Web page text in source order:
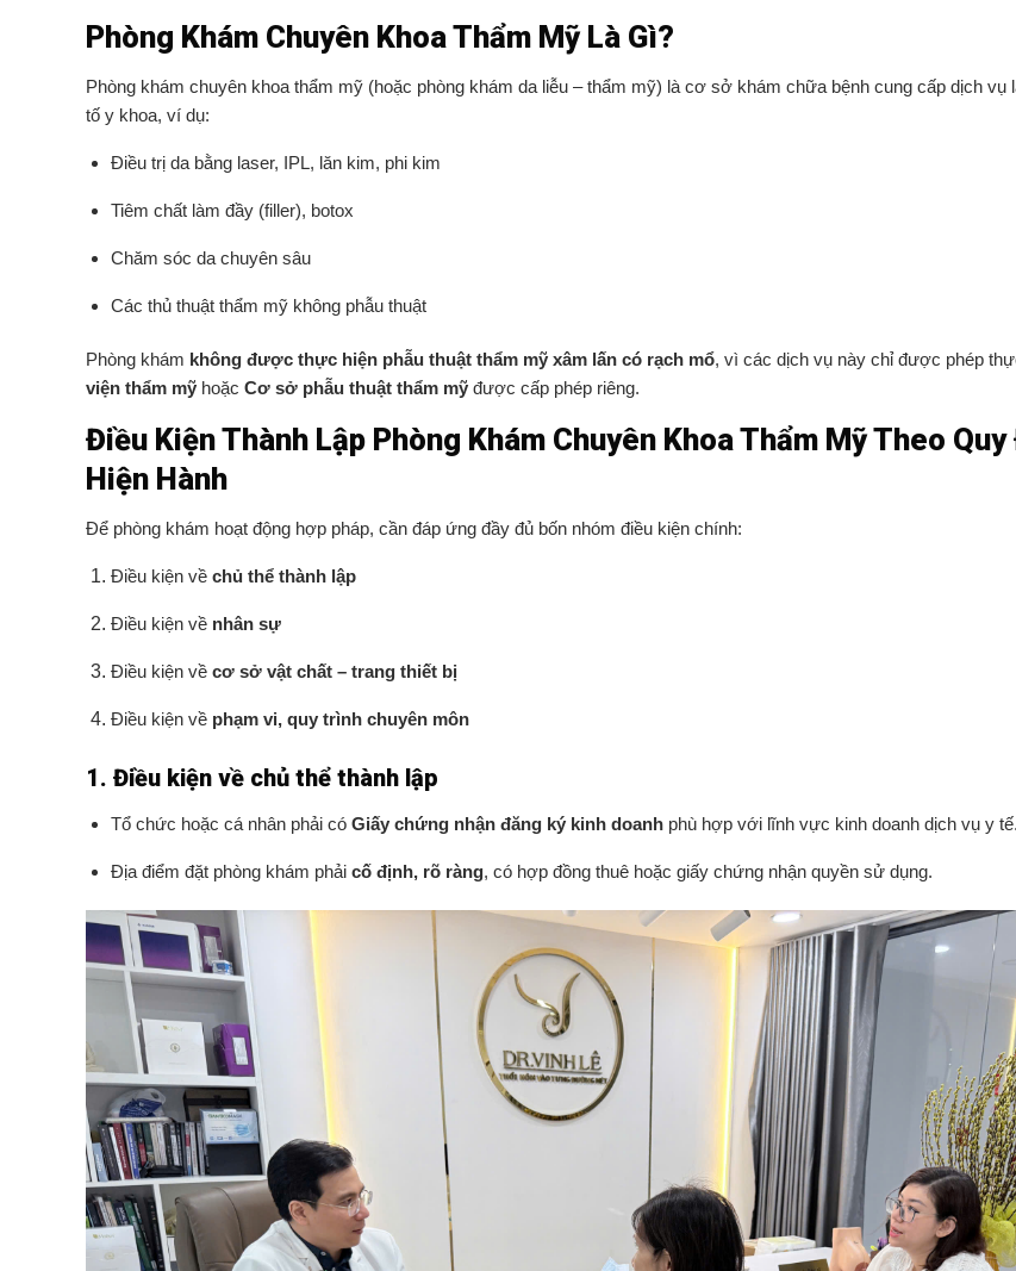
Phòng Khám Chuyên Khoa Thẩm Mỹ Là Gì?
Phòng khám chuyên khoa thẩm mỹ (hoặc phòng khám da liễu – thẩm mỹ) là cơ sở khám chữa bệnh cung cấp dịch vụ
tố y khoa, ví dụ:
Điều trị da bằng laser, IPL, lăn kim, phi kim
Tiêm chất làm đầy (filler), botox
Chăm sóc da chuyên sâu
Các thủ thuật thẩm mỹ không phẫu thuật
Phòng khám không được thực hiện phẫu thuật thẩm mỹ xâm lấn có rạch mổ, vì các dịch vụ này chỉ được phép
viện thẩm mỹ hoặc Cơ sở phẫu thuật thẩm mỹ được cấp phép riêng.
Điều Kiện Thành Lập Phòng Khám Chuyên Khoa Thẩm Mỹ Theo
Hiện Hành
Để phòng khám hoạt động hợp pháp, cần đáp ứng đầy đủ bốn nhóm điều kiện chính:
Điều kiện về chủ thể thành lập
Điều kiện về nhân sự
Điều kiện về cơ sở vật chất – trang thiết bị
Điều kiện về phạm vi, quy trình chuyên môn
1. Điều kiện về chủ thể thành lập
Tổ chức hoặc cá nhân phải có Giấy chứng nhận đăng ký kinh doanhphù hợp với lĩnh vực kinh doanh dịch vụ y tế.
Địa điểm đặt phòng khám phải cố định, rõ ràng, có hợp đồng thuê hoặc giấy chứng nhận quyền sử dụng.